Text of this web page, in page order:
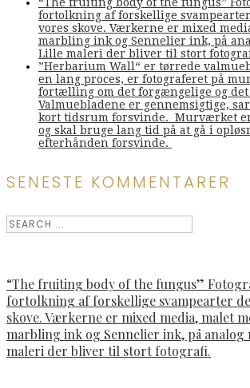
fortolkning af forskellige
vores skove. Værkerne er mixed
marbling ink og Sennelier ink, på
Lille maleri der bliver til stort
”Herbarium Wall“ er tørrede
en lang proces, er fotograferet på
fortælling om det forgængelige og det
Valmuebladene er gennemsigtige,
kort tidsrum forsvinde. Murværket
og skal bruge lang tid på at gå i
efterhånden forsvinde.
SENESTE KOMMENTARER
“The fruiting body of the fungus”
fortolkning af forskellige svampearter
skove. Værkerne er mixed media, malet
marbling ink og Sennelier ink, på
maleri der bliver til stort fotografi.